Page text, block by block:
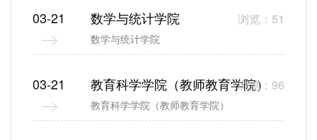
数学与统计学院 浏览：51
数学与统计学院
03-21
教育科学学院（教师教育学院）
浏览：96
教育科学学院（教师教育学院）
03-21